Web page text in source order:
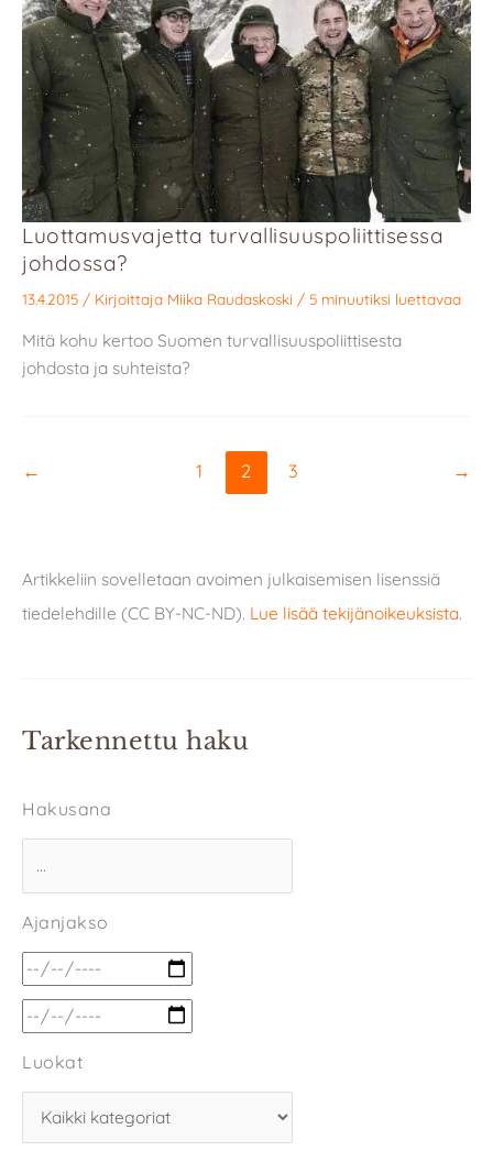
Luottamusvajetta turvallisuuspoliittisessa
johdossa?
13.4.2015 / Kirjoittaja Miika Raudaskoski / 5 minuutiksi luettavaa
Mitä kohu kertoo Suomen turvallisuuspoliittisesta
johdosta ja suhteista?
← 1 2 3 →
Artikkeliin sovelletaan avoimen julkaisemisen lisenssiä
tiedelehdille (CC BY-NC-ND). Lue lisää tekijänoikeuksista.
Tarkennettu haku
Hakusana
Ajanjakso
Luokat